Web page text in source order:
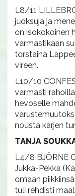
L8/11
juoksuja ja
on isokokoinen
varmastikaan
torstaina
vireen.
L10/10
varmasti
hevoselle
nousta kärjen
TANJA
L4/8 BJÖRNE
Jukka-Pekka
omaan
tuli rehdisti